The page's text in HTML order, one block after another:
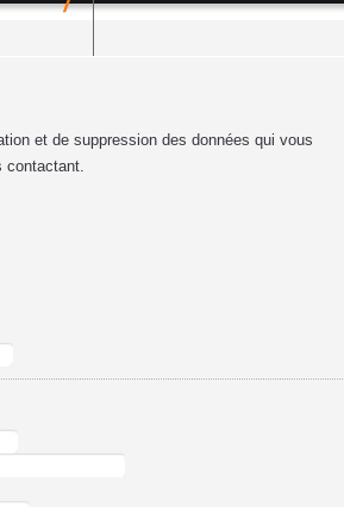
et de suppression des données qui vous